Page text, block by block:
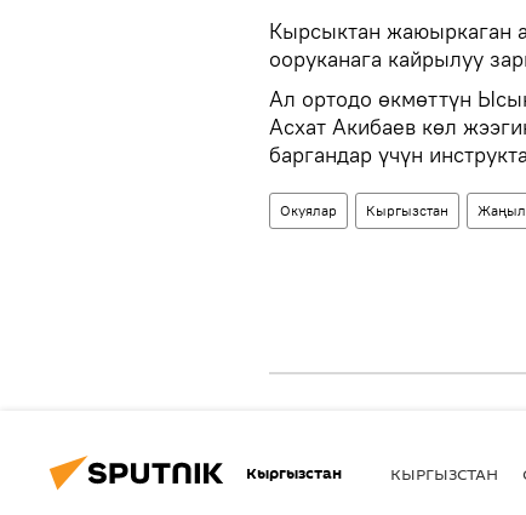
Кырсыктан жаюыркаган
ооруканага кайрылуу
Ал ортодо өкмөттүн
Асхат Акибаев көл
баргандар үчүн
Окуялар Кыргызстан
Кыргызстан КЫРГЫЗСТАН